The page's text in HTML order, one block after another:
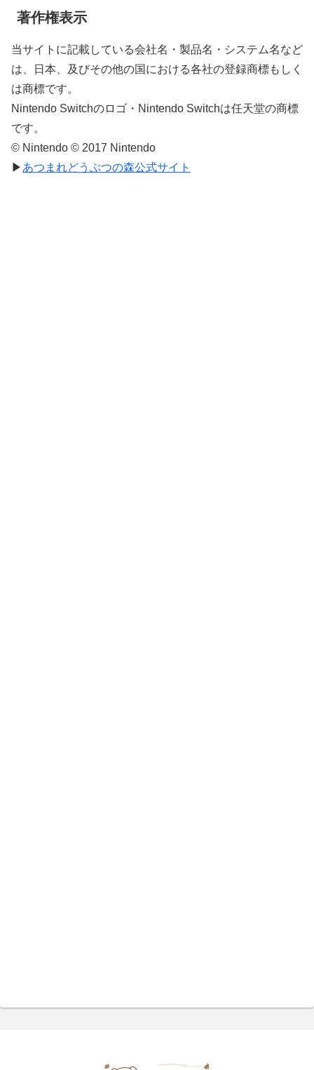
著作権表示
当サイトに記載している会社名・製品名・システム名など
は、日本、及びその他の国における各社の登録商標もしく
は商標です。
Nintendo Switchのロゴ・Nintendo Switchは任天堂の商標
です。
© Nintendo © 2017 Nintendo
▶ あつまれどうぶつの森公式サイト